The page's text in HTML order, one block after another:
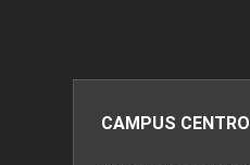
CAMPUS CENTRO